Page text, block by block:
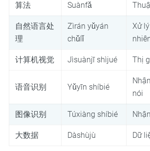
算法 Suànfǎ
自然语言处
理
Zìrán yǔyán
chǔlǐ
Xử
计算机视觉 Jìsuànjī shìjué Thị
语音识别 Yǔyīn shíbié
nói
图像识别 Túxiàng shíbié
大数据 Dàshùjù Dữ